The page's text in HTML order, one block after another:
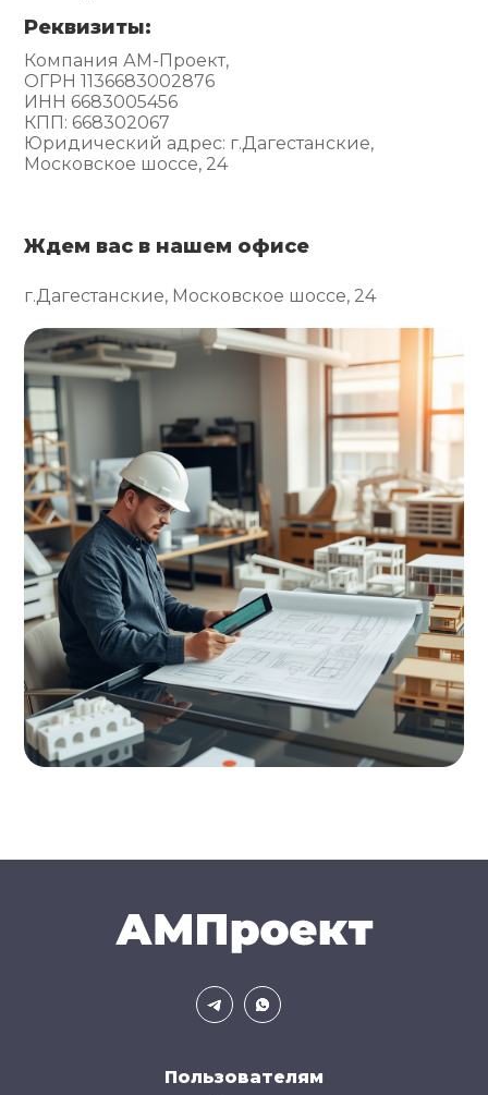
Реквизиты:
Компания АМ-Проект,
ОГРН 1136683002876
ИНН 6683005456
КПП: 668302067
Юридический адрес: г.Дагестанские,
Московское шоссе, 24
Ждем вас в нашем офисе
г.Дагестанские, Московское шоссе, 24
Пользователям